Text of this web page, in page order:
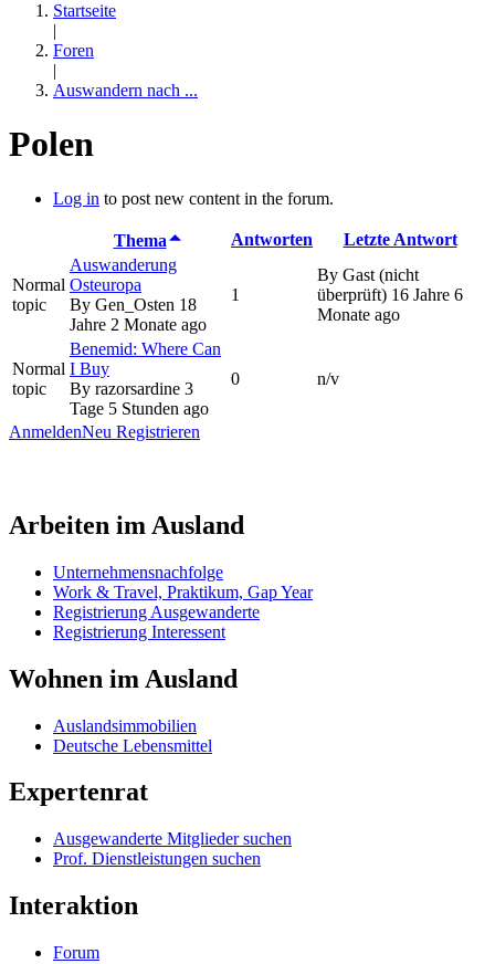
Startseite
|
Foren
|
Auswandern nach ...
Polen
Log in to post new content in the forum.
Thema Antworten Letzte Antwort
Normal
topic
Auswanderung
Osteuropa
By Gen_Osten 18
Jahre 2 Monate ago
1
By Gast (nicht
überprüft) 16 Jahre 6
Monate ago
Normal
topic
Benemid: Where Can
I Buy
By razorsardine 3
Tage 5 Stunden ago
0 n/v
AnmeldenNeu Registrieren
Arbeiten im Ausland
Unternehmensnachfolge
Work & Travel, Praktikum, Gap Year
Registrierung Ausgewanderte
Registrierung Interessent
Wohnen im Ausland
Auslandsimmobilien
Deutsche Lebensmittel
Expertenrat
Ausgewanderte Mitglieder suchen
Prof. Dienstleistungen suchen
Interaktion
Forum